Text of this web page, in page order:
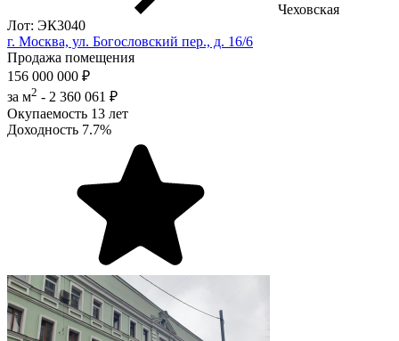
Чеховская
Лот: ЭК3040
г. Москва, ул. Богословский пер., д. 16/6
Продажа помещения
156 000 000 ₽
за м2 - 2 360 061 ₽
Окупаемость 13 лет
Доходность 7.7%